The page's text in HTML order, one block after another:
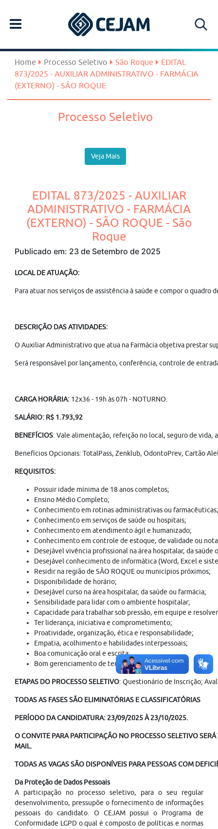
Home Processo Seletivo São Roque
EDITAL
873/2025 - AUXILIAR ADMINISTRATIVO - FARMÁCIA
(EXTERNO) - SÃO ROQUE
Processo Seletivo
Veja Mais
EDITAL 873/2025 - AUXILIAR
ADMINISTRATIVO - FARMÁCIA
(EXTERNO) - SÃO ROQUE - São
Roque
Publicado em: 23 de Setembro de 2025
LOCAL DE ATUAÇÃO:
Para atuar nos serviços de assistência à saúde e compor o
DESCRIÇÃO DAS ATIVIDADES:
O Auxiliar Administrativo que atua na Farmácia objetiva prestar
Será responsável por lançamento, conferência, controle de
CARGA HORÁRIA: 12x36 - 19h às 07h - NOTURNO.
SALÁRIO: R$ 1.793,92
BENEFÍCIOS: Vale alimentação, refeição no local, seguro de vida,
Benefícios Opcionais: TotalPass, Zenklub, OdontoPrev, Cartão
REQUISITOS:
Possuir idade mínima de 18 anos completos;
Ensino Médio Completo;
Conhecimento em rotinas administrativas ou farmacêuticas;
Conhecimento em serviços de saúde ou hospitais;
Conhecimento em atendimento ágil e humanizado;
Conhecimento em controle de estoque, de validade ou
Desejável vivência profissional na área hospitalar, da saúde
Desejável conhecimento de informática (Word, Excel e
Residir na região de SÃO ROQUE ou municípios próximos;
Disponibilidade de horário;
Desejável curso na área hospitalar, da saúde ou farmácia;
Sensibilidade para lidar com o ambiente hospitalar;
Capacidade para trabalhar sob pressão, em equipe e
Ter liderança, iniciativa e comprometimento;
Proatividade, organização, ética e responsabilidade;
Empatia, acolhimento e habilidades interpessoais;
Boa comunicação oral e escrita;
Bom gerenciamento de tempo;
ETAPAS DO PROCESSO SELETIVO: Questionário de Inscrição;
TODAS AS FASES SÃO ELIMINATÓRIAS E CLASSIFICATÓRIAS
PERÍODO DA CANDIDATURA: 23/09/2025 À 23/10/2025.
O CONVITE PARA PARTICIPAÇÃO NO PROCESSO SELETIVO SERÁ
MAIL.
TODAS AS VAGAS SÃO DISPONÍVEIS PARA PESSOAS COM
Da Proteção de Dados Pessoais
A participação no processo seletivo, para o seu regular
desenvolvimento, pressupõe o fornecimento de informações
pessoais do candidato. O CEJAM possui o Programa de
Conformidade LGPD o qual é composto de políticas e normas